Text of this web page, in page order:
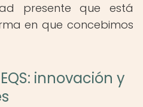
presente que está
en que concebimos
innovación y